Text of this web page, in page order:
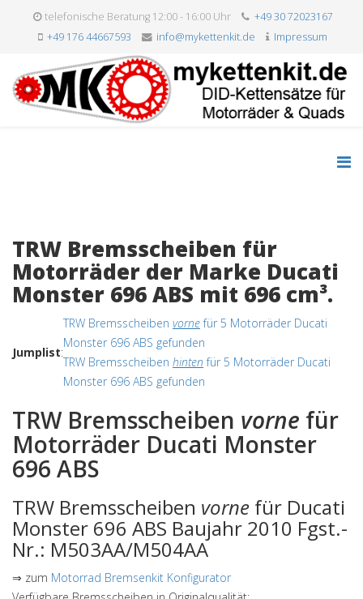
telefonische Beratung 12:00 - 16:00 Uhr
+49 30 72023167
+49 176 44667593
info@mykettenkit.de Impressum
TRW Bremsscheiben für
Motorräder der Marke Ducati
Monster 696 ABS mit 696 cm³.
Jumplist:
TRW Bremsscheiben vornefür 5 Motorräder Ducati
Monster 696 ABS gefunden
TRW Bremsscheiben hinten für 5 Motorräder Ducati
Monster 696 ABS gefunden
TRW Bremsscheiben vorne für
Motorräder Ducati Monster
696 ABS
TRW Bremsscheiben vorne für Ducati
Monster 696 ABS Baujahr 2010 Fgst.-
Nr.: M503AA/M504AA
⇒ zum Motorrad Bremsenkit Konfigurator